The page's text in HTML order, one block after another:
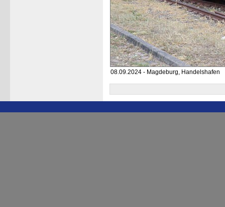
08.09.2024 - Magdeburg, Handelshafen